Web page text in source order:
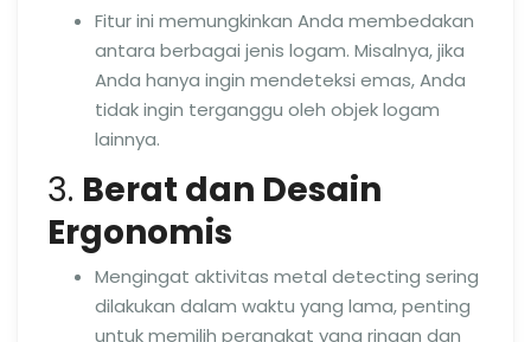
Fitur ini memungkinkan Anda membedakan
antara berbagai jenis logam. Misalnya, jika
Anda hanya ingin mendeteksi emas, Anda
tidak ingin terganggu oleh objek logam
lainnya.
3. Berat dan Desain
Ergonomis
Mengingat aktivitas metal detecting sering
dilakukan dalam waktu yang lama, penting
untuk memilih perangkat yang ringan dan